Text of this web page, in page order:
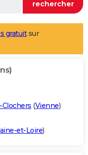
gratuitsur
Clochers (Vienne)
et-Loire)